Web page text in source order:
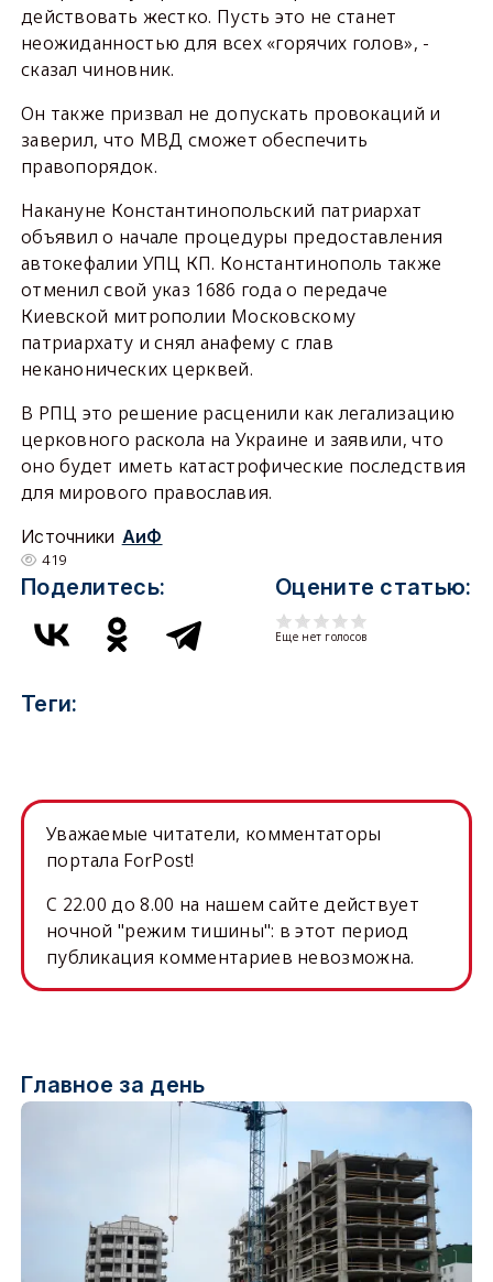
действовать жестко. Пусть это не станет
неожиданностью для всех «горячих голов», -
сказал чиновник.
Он также призвал не допускать провокаций и
заверил, что МВД сможет обеспечить
правопорядок.
Накануне Константинопольский патриархат
объявил о начале процедуры предоставления
автокефалии УПЦ КП. Константинополь также
отменил свой указ 1686 года о передаче
Киевской митрополии Московскому
патриархату и снял анафему с глав
неканонических церквей.
В РПЦ это решение расценили как легализацию
церковного раскола на Украине и заявили, что
оно будет иметь катастрофические последствия
для мирового православия.
Источники АиФ
419
Поделитесь: Оцените статью:
Еще нет голосов
Теги:
Уважаемые читатели, комментаторы
портала ForPost!
C 22.00 до 8.00 на нашем сайте действует
ночной "режим тишины": в этот период
публикация комментариев невозможна.
Главное за день